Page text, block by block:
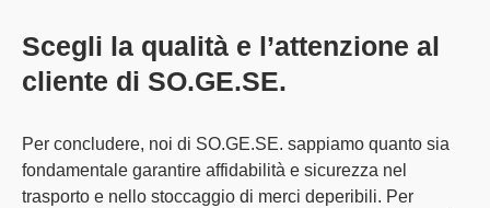
Scegli la qualità e l’attenzione al
cliente di SO.GE.SE.
Per concludere, noi di SO.GE.SE. sappiamo quanto sia
fondamentale garantire affidabilità e sicurezza nel
trasporto e nello stoccaggio di merci deperibili. Per